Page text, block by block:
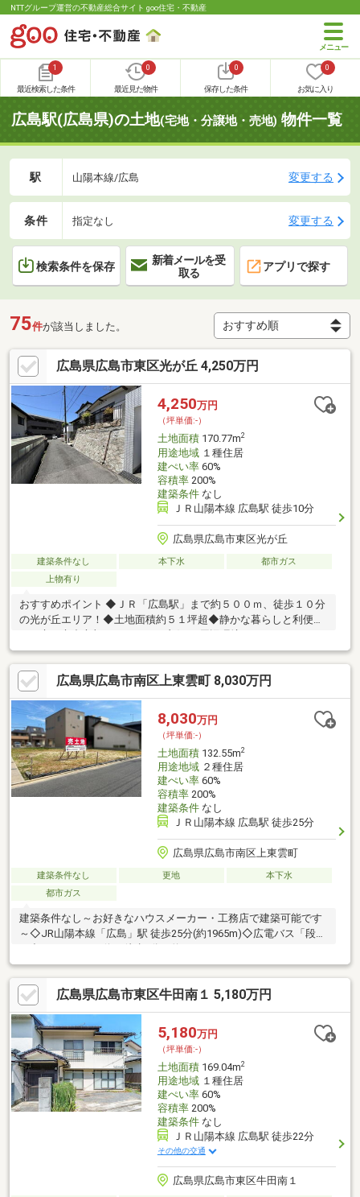
NTTグループ運営の不動産総合サイト goo住宅・不動産
1
最近検索した条件
0
最近見た物件
0
保存した条件
0
お気に入り
広島駅(広島県)の土地(宅地・分譲地・売地) 物件一覧
駅 山陽本線/広島 変更する
条件 指定なし 変更する
検索条件を保存
新着メールを受
取る
アプリで探す
75件が該当しました。
広島県広島市東区光が丘 4,250万円
4,250万円
（坪単価:-）
土地面積170.77m2
用途地域１種住居
建ぺい率60%
容積率200%
建築条件なし
ＪＲ山陽本線 広島駅 徒歩10分
広島県広島市東区光が丘
建築条件なし 本下水
都市ガス
上物有り
おすすめポイント ◆ＪＲ「広島駅」まで約５００ｍ、徒歩１０分
の光が丘エリア！◆土地面積約５１坪超◆静かな暮らしと利便性
の両立。市中心部へのアクセス良好！ 周辺環境 ・マックスバリュ
エクスプレス広島駅北口店 約５９０ｍ（徒歩約８分）・ウォン
ツ光町店 約３９０ｍ（徒歩約５分）・ファミリーマート 光町
一丁目店 約４５０ｍ（徒歩約６分）・県立二葉の里病院 約２
４０ｍ（徒歩約３分）・光が丘Ｋｉｄｓ保育園 約３８０ｍ（徒
歩約５分）・広島市立尾長小学校 約９５０ｍ（徒歩約１２
分）・広島市立二葉中学校 約８６０ｍ（徒歩約１１分）
広島県広島市南区上東雲町 8,030万円
8,030万円
（坪単価:-）
土地面積132.55m2
用途地域２種住居
建ぺい率60%
容積率200%
建築条件なし
ＪＲ山陽本線 広島駅 徒歩25分
広島県広島市南区上東雲町
建築条件なし 更地
本下水
都市ガス
建築条件なし～お好きなハウスメーカー・工務店で建築可能です
～◇JR山陽本線「広島」駅 徒歩25分(約1965m)◇広電バス「段原
フレスタ東雲店：徒歩7分(約500m)・COSTCO広島倉庫店：徒歩
10分(約800m)・セブン－イレブン 広島上東雲町店：徒歩2分(約
160m)・ウォンツ 東雲本町店：徒歩5分(約340m)
広島県広島市東区牛田南１ 5,180万円
5,180万円
（坪単価:-）
土地面積169.04m2
用途地域１種住居
建ぺい率60%
容積率200%
建築条件なし
ＪＲ山陽本線 広島駅 徒歩22分
その他の交通
広島県広島市東区牛田南１